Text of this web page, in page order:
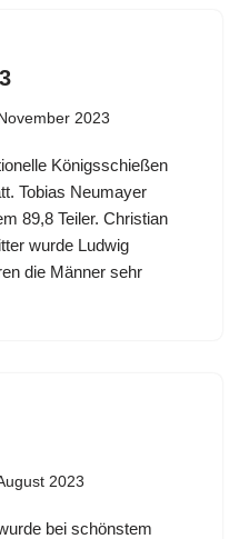
2023
Königsschießen
Tobias Neumayer
89,8 Teiler. Christian
wurde Ludwig
die Männer sehr
2023
bei schönstem